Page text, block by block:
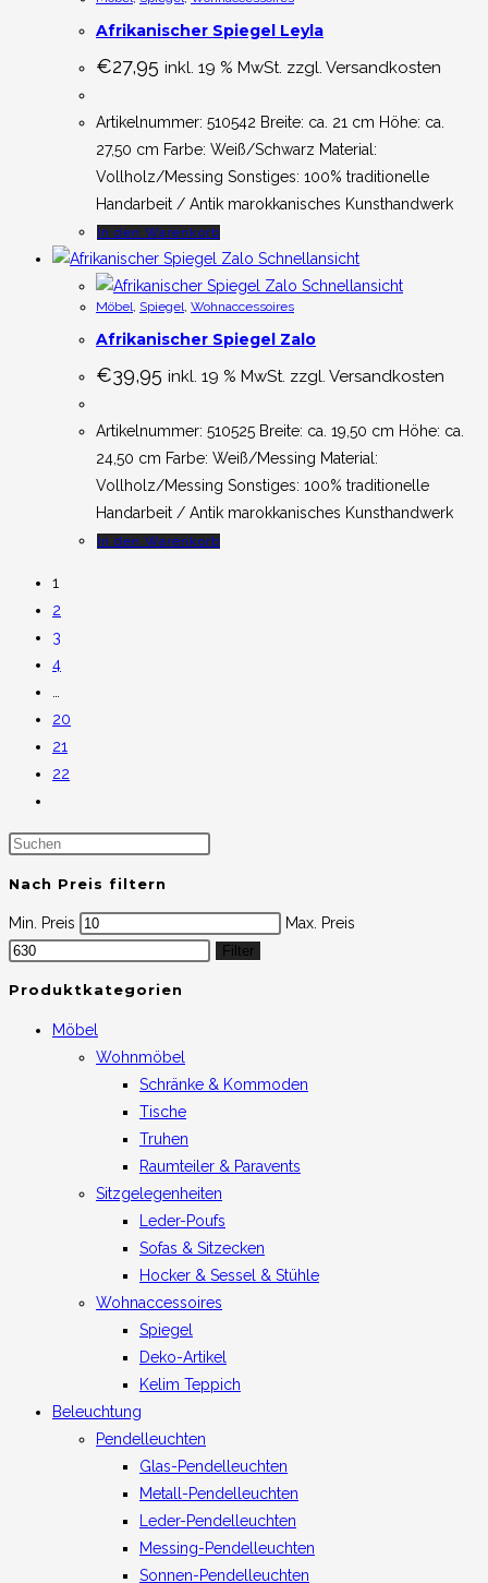
Afrikanischer Spiegel Leyla
€27,95 inkl. 19 % MwSt. zzgl. Versandkosten
Artikelnummer: 510542 Breite: ca. 21 cm Höhe: ca.
27,50 cm Farbe: Weiß/Schwarz Material:
Vollholz/Messing Sonstiges: 100% traditionelle
Handarbeit / Antik marokkanisches Kunsthandwerk
In den Warenkorb
Schnellansicht
Schnellansicht
Möbel, Spiegel, Wohnaccessoires
Afrikanischer Spiegel Zalo
€39,95 inkl. 19 % MwSt. zzgl. Versandkosten
Artikelnummer: 510525 Breite: ca. 19,50 cm Höhe: ca.
24,50 cm Farbe: Weiß/Messing Material:
Vollholz/Messing Sonstiges: 100% traditionelle
Handarbeit / Antik marokkanisches Kunsthandwerk
In den Warenkorb
1
2
3
4
…
20
21
22
Nach Preis filtern
Min. Preis Max. Preis
Filter
Produktkategorien
Möbel
Wohnmöbel
Schränke & Kommoden
Tische
Truhen
Raumteiler & Paravents
Sitzgelegenheiten
Leder-Poufs
Sofas & Sitzecken
Hocker & Sessel & Stühle
Wohnaccessoires
Spiegel
Deko-Artikel
Kelim Teppich
Beleuchtung
Pendelleuchten
Glas-Pendelleuchten
Metall-Pendelleuchten
Leder-Pendelleuchten
Messing-Pendelleuchten
Sonnen-Pendelleuchten